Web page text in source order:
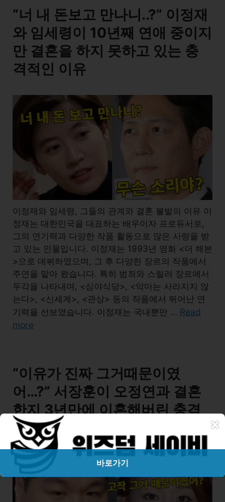
“너 내 돈보고 만나니..?” 이정재
와 임세령이 10년째 연애 중이지
만 결혼을 하지 못하고 있는 충
격적인 이유
이정재와 임세령, 그들의 관계와 결혼 불발의 이유 이
정재는 대한민국을 대표하는 배우이자 프로듀서로,
그의 연기력과 다양한 작품 활동으로 많은 사랑을 받
고 있는 인물입니다. 이정재는 1993년 영화 <더 해븐
>으로 데뷔하였으며, 그 후 다양한 장르의 작품에서
주연을 맡아 왔습니다. 특히 범죄와 스릴러 장르에서
두각을 나타내며, <심야식당>, <악마는 사라지지 않
는다>, <신세계>, <관상> 등의 작품에서 뛰어난 연
기력을 선보였습니다. 이정재는 국내뿐만 … Read
more
“이유가 진짜 그거때문이였
어…?” 서장훈이 오정연과 결혼
한지 3년만에 이혼해버린 충격
적인 이유
×
바로가기